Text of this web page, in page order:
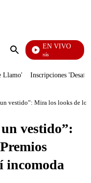
Enviar
EN VIVO
También Caerás
Llamo' Inscripciones
vestido”: Mira los looks de
vestido”:
incomoda